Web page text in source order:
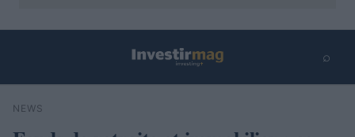
⌕
Rechercher
NEWS